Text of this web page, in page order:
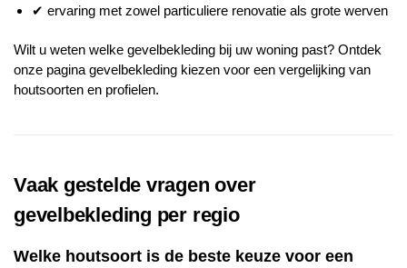
✔ ervaring met zowel particuliere renovatie als grote werven
Wilt u weten welke gevelbekleding bij uw woning past? Ontdek
onze pagina gevelbekleding kiezen voor een vergelijking van
houtsoorten en profielen.
Vaak gestelde vragen over
gevelbekleding per regio
Welke houtsoort is de beste keuze voor een